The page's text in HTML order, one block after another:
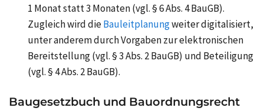
1 Monat statt 3 Monaten (vgl. § 6 Abs. 4 BauGB).
Zugleich wird dieBauleitplanungweiter digitalisiert,
unter anderem durch Vorgaben zur elektronischen
Bereitstellung (vgl. § 3 Abs. 2 BauGB) und Beteiligung
(vgl. § 4 Abs. 2 BauGB).
Baugesetzbuch und Bauordnungsrecht